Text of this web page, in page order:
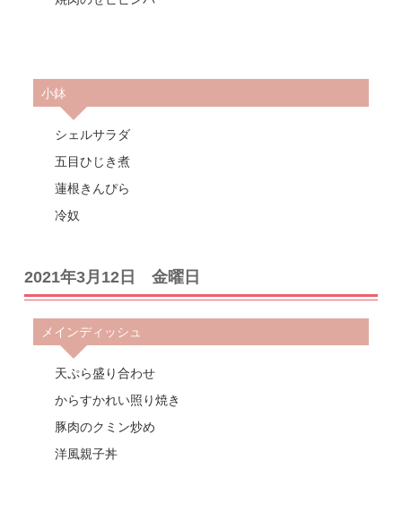
小鉢
シェルサラダ
五目ひじき煮
蓮根きんぴら
冷奴
2021年3月12日 金曜日
メインディッシュ
天ぷら盛り合わせ
からすかれい照り焼き
豚肉のクミン炒め
洋風親子丼